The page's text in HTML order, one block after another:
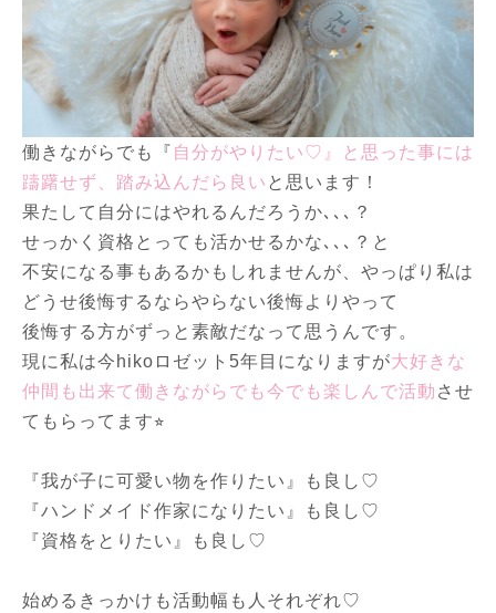
働きながらでも『 自分がやりたい♡』と思った事には
躊躇せず、踏み込んだら良い と思います！
果たして自分にはやれるんだろうか､､､？
せっかく資格とっても活かせるかな､､､？と
不安になる事もあるかもしれませんが、やっぱり私は
どうせ後悔するならやらない後悔よりやって
後悔する方がずっと素敵だなって思うんです。
現に私は今hikoロゼット5年目になりますが大好きな
仲間も出来て働きながらでも今でも楽しんで活動 させ
てもらってます⭐︎
『我が子に可愛い物を作りたい』も良し♡
『ハンドメイド作家になりたい』も良し♡
『資格をとりたい』も良し♡
始めるきっかけも活動幅も人それぞれ♡